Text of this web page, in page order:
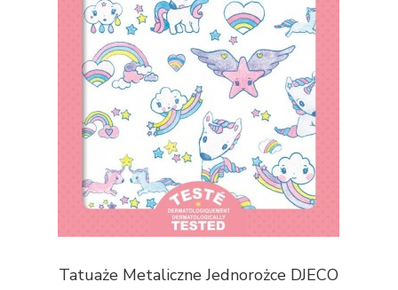
Tatuaże Metaliczne Jednorożce DJECO